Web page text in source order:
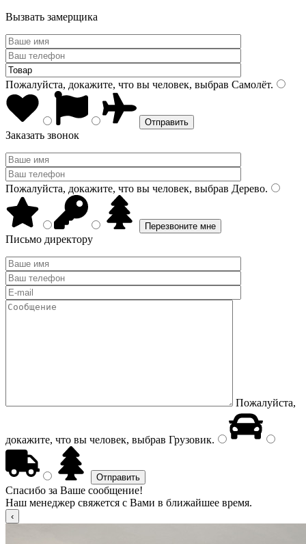
Вызвать замерщика
Пожалуйста, докажите, что вы человек, выбрав Самолёт.
Заказать звонок
Пожалуйста, докажите, что вы человек, выбрав Дерево.
Письмо директору
Пожалуйста,
докажите, что вы человек, выбрав Грузовик.
Спасибо за Ваше сообщение!
Наш менеджер свяжется с Вами в ближайшее время.